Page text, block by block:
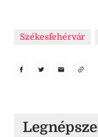
Székesfehérvár